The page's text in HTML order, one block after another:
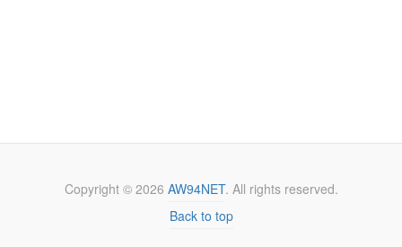
Copyright © 2026 AW94NET. All rights reserved.
Back to top